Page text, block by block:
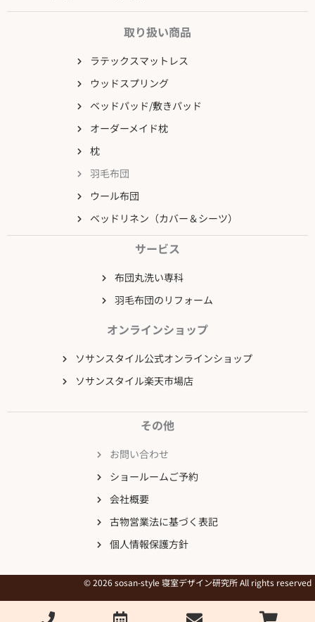
取り扱い商品
ラテックスマットレス
ウッドスプリング
ベッドパッド/敷きパッド
オーダーメイド枕
枕
羽毛布団
ウール布団
ベッドリネン（カバー＆シーツ）
サービス
布団丸洗い専科
羽毛布団のリフォーム
オンラインショップ
ソサンスタイル公式オンラインショップ
ソサンスタイル楽天市場店
その他
お問い合わせ
ショールームご予約
会社概要
古物営業法に基づく表記
個人情報保護方針
© 2026 sosan-style 寝室デザイン研究所 All rights reserved